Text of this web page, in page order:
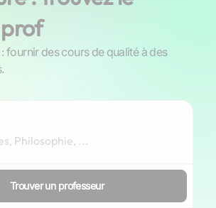
fournir des cours de qualité à des
Trouver un professeur